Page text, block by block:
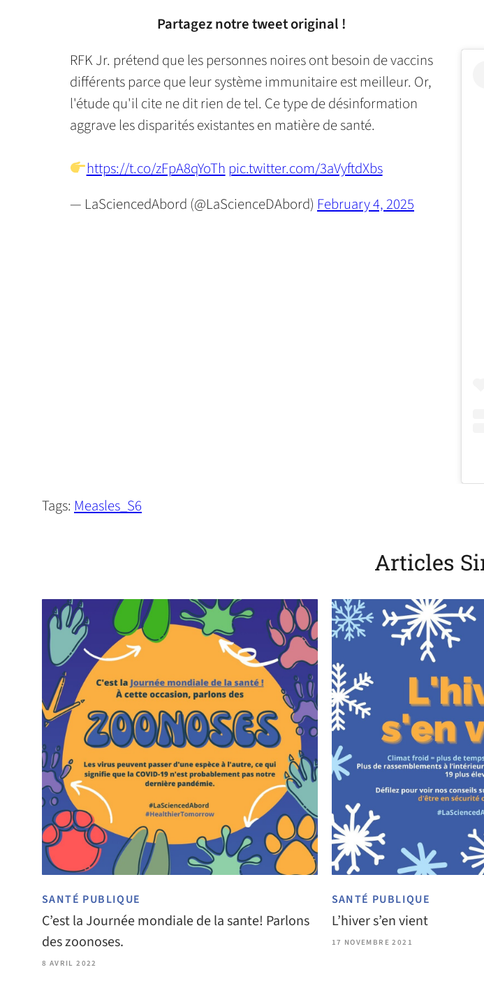
Partagez notre tweet original !
RFK Jr. prétend que les personnes noires ont besoin de vaccins
différents parce que leur système immunitaire est meilleur. Or,
l'étude qu'il cite ne dit rien de tel. Ce type de désinformation
aggrave les disparités existantes en matière de santé.
https://t.co/zFpA8qYoTh pic.twitter.com/3aVyftdXbs
— LaSciencedAbord (@LaScienceDAbord) February 4, 2025
Tags: Measles_S6
Articles
SANTÉ PUBLIQUE
C’est la Journée mondiale de la sante! Parlons
des zoonoses.
8 AVRIL 2022
SANTÉ PUBLIQUE
L’hiver s’en vient
17 NOVEMBRE 2021